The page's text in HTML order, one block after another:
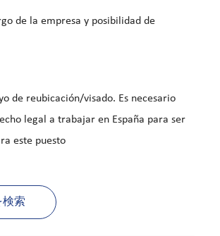
de la empresa y posibilidad de
de reubicación/visado. Es necesario
legal a trabajar en España para ser
este puesto
検索